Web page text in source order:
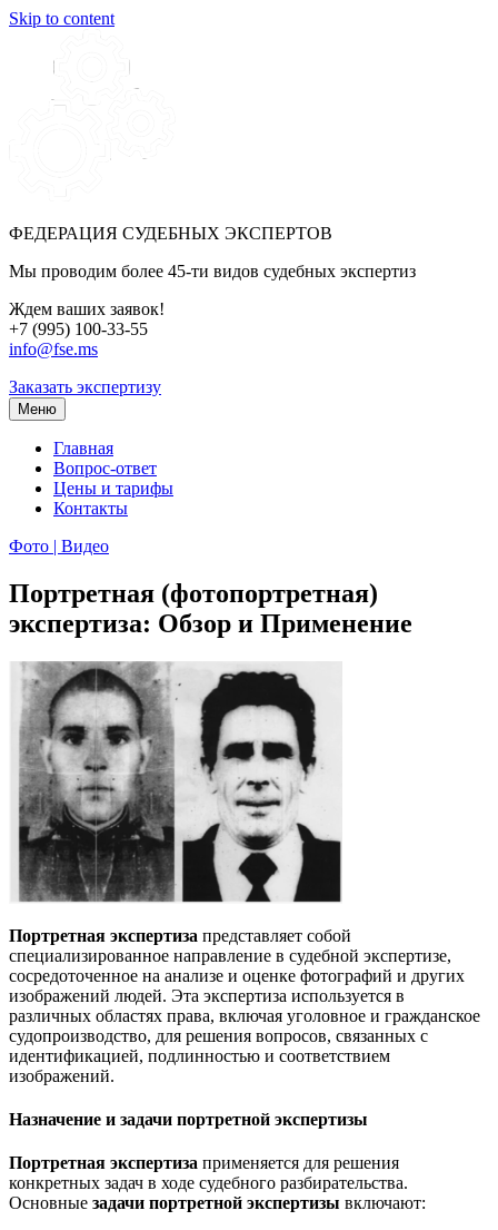
Skip to content
ФЕДЕРАЦИЯ СУДЕБНЫХ ЭКСПЕРТОВ
Мы проводим более 45-ти видов судебных экспертиз
Ждем ваших заявок!
+7 (995) 100-33-55
info@fse.ms
Заказать экспертизу
Меню
Главная
Вопрос-ответ
Цены и тарифы
Контакты
Фото | Видео
Портретная (фотопортретная)
экспертиза: Обзор и Применение
Портретная экспертиза представляет собой
специализированное направление в судебной экспертизе,
сосредоточенное на анализе и оценке фотографий и других
изображений людей. Эта экспертиза используется в
различных областях права, включая уголовное и гражданское
судопроизводство, для решения вопросов, связанных с
идентификацией, подлинностью и соответствием
изображений.
Назначение и задачи портретной экспертизы
Портретная экспертиза применяется для решения
конкретных задач в ходе судебного разбирательства.
Основные задачи портретной экспертизы включают: